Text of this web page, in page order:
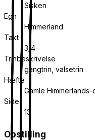
Sisken
Egn
Himmerland
Takt
3/4
Trinbeskrivelse
gangtrin, valsetrin
Hæfte
Gamle Himmerlands-
Side
13
Opstilling